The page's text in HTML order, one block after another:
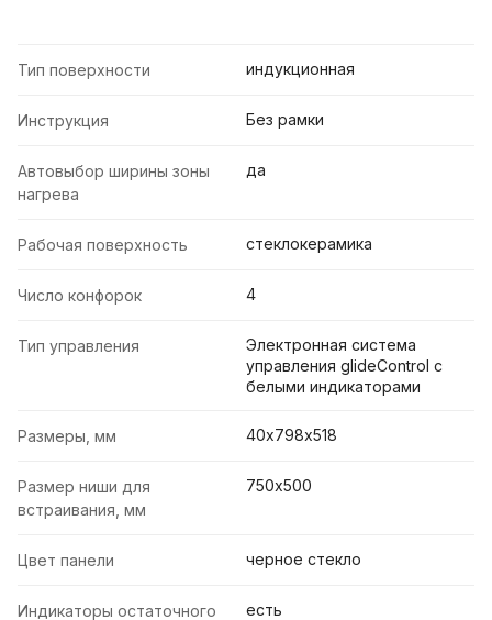
Тип поверхности индукционная
Инструкция Без рамки
Автовыбор ширины зоны
нагрева
да
Рабочая поверхность стеклокерамика
Число конфорок 4
Тип управления
Электронная система
управления glideControl с
белыми индикаторами
Размеры, мм 40х798х518
Размер ниши для
встраивания, мм
750х500
Цвет панели черное стекло
Индикаторы остаточного
есть